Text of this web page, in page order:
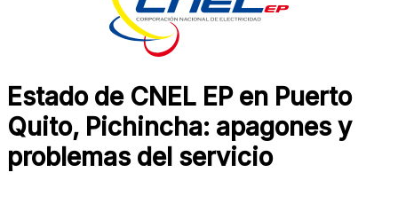
Estado de CNEL EP en Puerto
Quito, Pichincha: apagones y
problemas del servicio